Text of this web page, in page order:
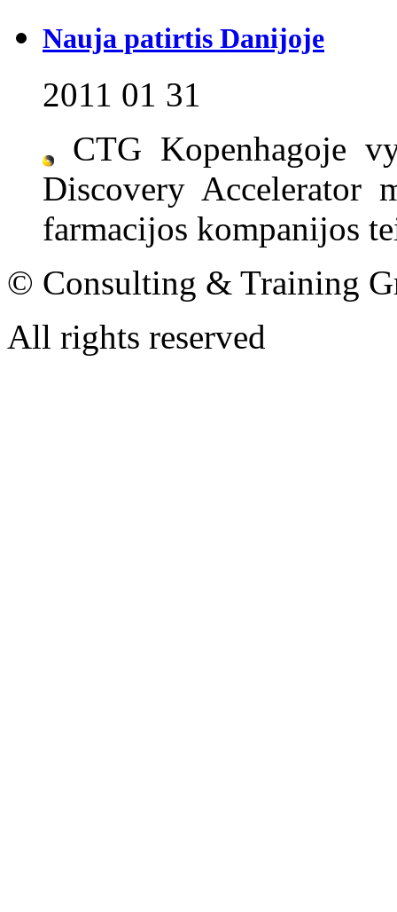
Nauja patirtis Danijoje
2011 01 31
CTG Kopenhagoje
Discovery Accelerator
farmacijos kompanijos
© Consulting & Training
All rights reserved